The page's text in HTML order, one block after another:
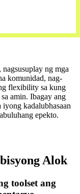
ng mga
komunidad, nag-
flexibility sa kung
amin. Ibagay ang
kadalubhasaan
epekto.
Alok
toolset ang